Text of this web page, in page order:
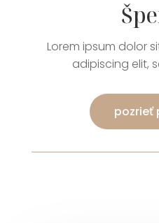
Lorem ipsum dolor
adipiscing elit,
pozrieť